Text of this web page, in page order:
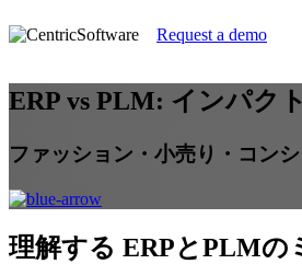
Request a demo
ERP vs PLM: インパク
ファッション・小売り・コン
理解する ERPとPLMの